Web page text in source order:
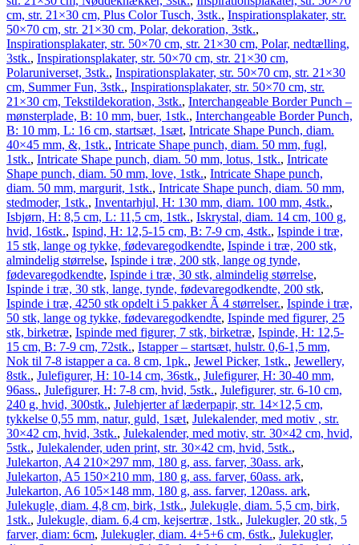
cm, str. 21×30 cm, Plus Color Tusch, 3stk., Inspirationsplakater, str.
50×70 cm, str. 21×30 cm, Polar, dekoration, 3stk.,
Inspirationsplakater, str. 50×70 cm, str. 21×30 cm, Polar, nedtælling,
3stk., Inspirationsplakater, str. 50×70 cm, str. 21×30 cm,
Polaruniverset, 3stk., Inspirationsplakater, str. 50×70 cm, str. 21×30
cm, Summer Fun, 3stk., Inspirationsplakater, str. 50×70 cm, str.
21×30 cm, Tekstildekoration, 3stk., Interchangeable Border Punch –
mønsterplade, B: 10 mm, buer, 1stk., Interchangeable Border Punch,
B: 10 mm, L: 16 cm, startsæt, 1sæt, Intricate Shape Punch, diam.
40×45 mm, &, 1stk., Intricate Shape punch, diam. 50 mm, fugl,
1stk., Intricate Shape punch, diam. 50 mm, lotus, 1stk., Intricate
Shape punch, diam. 50 mm, love, 1stk., Intricate Shape punch,
diam. 50 mm, margurit, 1stk., Intricate Shape punch, diam. 50 mm,
stedmoder, 1stk., Inventarhjul, H: 130 mm, diam. 100 mm, 4stk.,
Isbjørn, H: 8,5 cm, L: 11,5 cm, 1stk., Iskrystal, diam. 14 cm, 100 g,
hvid, 16stk., Ispind, H: 12,5-15 cm, B: 7-9 cm, 4stk., Ispinde i træ,
15 stk, lange og tykke, fødevaregodkendte, Ispinde i træ, 200 stk,
almindelig størrelse, Ispinde i træ, 200 stk, lange og tynde,
fødevaregodkendte, Ispinde i træ, 30 stk, almindelig størrelse,
Ispinde i træ, 30 stk, lange, tynde, fødevaregodkendte, 200 stk,
Ispinde i træ, 4250 stk opdelt i 5 pakker Ã 4 størrelser., Ispinde i træ,
50 stk, lange og tykke, fødevaregodkendte, Ispinde med figurer, 25
stk, birketræ, Ispinde med figurer, 7 stk, birketræ, Ispinde, H: 12,5-
15 cm, B: 7-9 cm, 72stk., Istapper – startsæt, hulstr. 0,6-1,5 mm,
Nok til 7-8 istapper a ca. 8 cm, 1pk., Jewel Picker, 1stk., Jewellery,
8stk., Julefigurer, H: 10-14 cm, 36stk., Julefigurer, H: 30-40 mm,
96ass., Julefigurer, H: 7-8 cm, hvid, 5stk., Julefigurer, str. 6-10 cm,
240 g, hvid, 300stk., Julehjerter af læderpapir, str. 14×12,5 cm,
tykkelse 0,55 mm, natur, guld, 1sæt, Julekalender, med motiv , str.
30×42 cm, hvid, 3stk., Julekalender, med motiv, str. 30×42 cm, hvid,
5stk., Julekalender, uden print, str. 30×42 cm, hvid, 5stk.,
Julekarton, A4 210×297 mm, 180 g, ass. farver, 30ass. ark,
Julekarton, A5 150×210 mm, 180 g, ass. farver, 60ass. ark,
Julekarton, A6 105×148 mm, 180 g, ass. farver, 120ass. ark,
Julekugle, diam. 4,8 cm, birk, 1stk., Julekugle, diam. 5,5 cm, birk,
1stk., Julekugle, diam. 6,4 cm, kejsertræ, 1stk., Julekugler, 20 stk, 5
farver, diam: 6cm, Julekugler, diam. 4+5+6 cm, 6stk., Julekugler,